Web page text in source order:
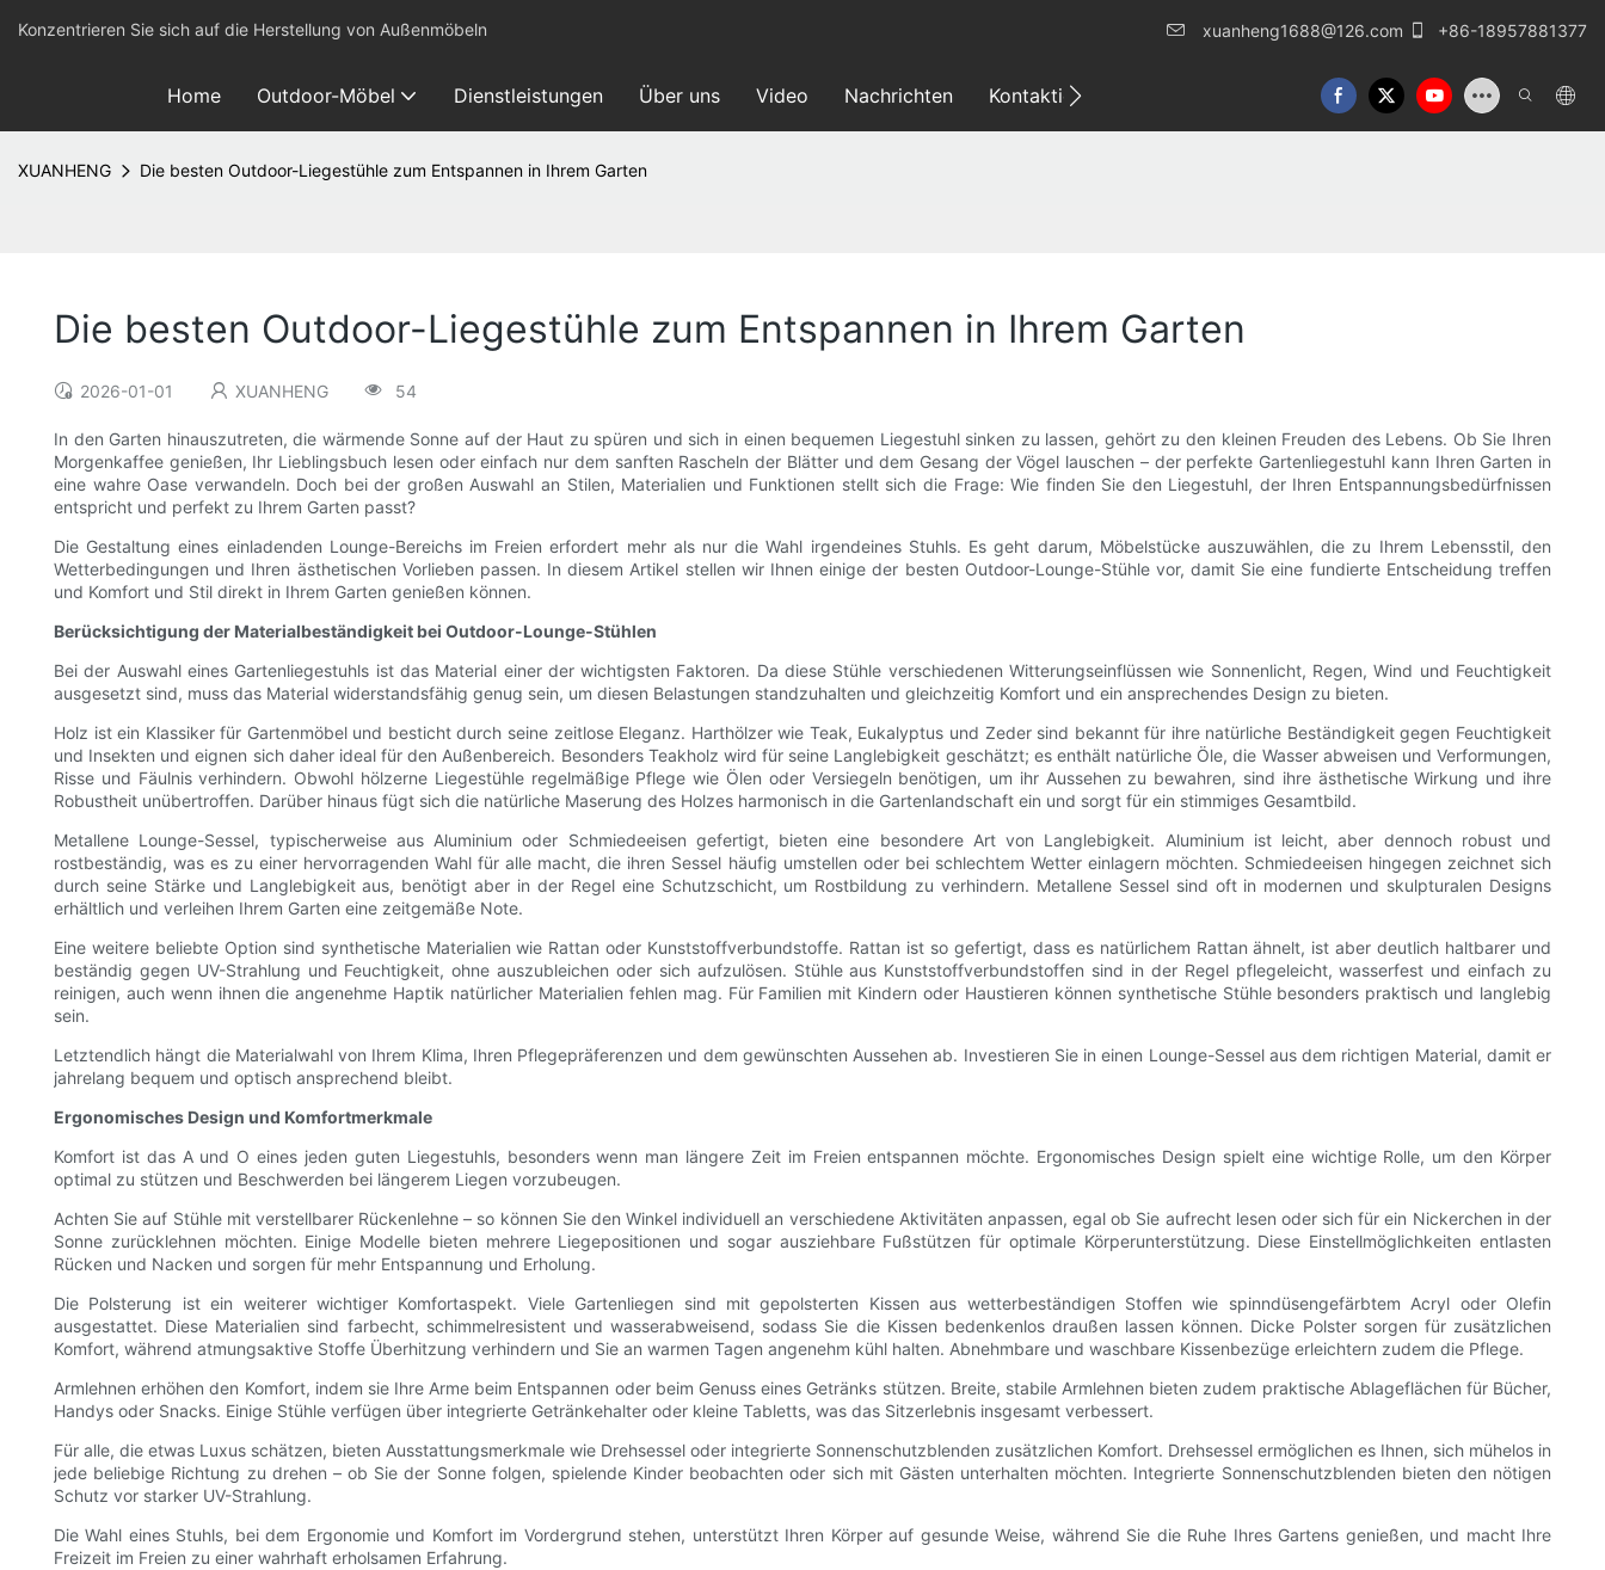
Konzentrieren Sie sich auf die Herstellung von Außenmöbeln xuanheng1688@126.com +86-18957881377
Home Outdoor-Möbel Dienstleistungen Über uns Video Nachrichten Kontaktieren Sie uns
XUANHENG Die besten Outdoor-Liegestühle zum Entspannen in Ihrem Garten
Die besten Outdoor-Liegestühle zum Entspannen in Ihrem Garten
2026-01-01 XUANHENG 54
In den Garten hinauszutreten, die wärmende Sonne auf der Haut zu spüren und sich in einen bequemen Liegestuhl sinken zu lassen, gehört zu den kleinen Freuden des Lebens. Ob Sie Ihren
Morgenkaffee genießen, Ihr Lieblingsbuch lesen oder einfach nur dem sanften Rascheln der Blätter und dem Gesang der Vögel lauschen – der perfekte Gartenliegestuhl kann Ihren Garten in
eine wahre Oase verwandeln. Doch bei der großen Auswahl an Stilen, Materialien und Funktionen stellt sich die Frage: Wie finden Sie den Liegestuhl, der Ihren Entspannungsbedürfnissen
entspricht und perfekt zu Ihrem Garten passt?
Die Gestaltung eines einladenden Lounge-Bereichs im Freien erfordert mehr als nur die Wahl irgendeines Stuhls. Es geht darum, Möbelstücke auszuwählen, die zu Ihrem Lebensstil, den
Wetterbedingungen und Ihren ästhetischen Vorlieben passen. In diesem Artikel stellen wir Ihnen einige der besten Outdoor-Lounge-Stühle vor, damit Sie eine fundierte Entscheidung treffen
und Komfort und Stil direkt in Ihrem Garten genießen können.
Berücksichtigung der Materialbeständigkeit bei Outdoor-Lounge-Stühlen
Bei der Auswahl eines Gartenliegestuhls ist das Material einer der wichtigsten Faktoren. Da diese Stühle verschiedenen Witterungseinflüssen wie Sonnenlicht, Regen, Wind und Feuchtigkeit
ausgesetzt sind, muss das Material widerstandsfähig genug sein, um diesen Belastungen standzuhalten und gleichzeitig Komfort und ein ansprechendes Design zu bieten.
Holz ist ein Klassiker für Gartenmöbel und besticht durch seine zeitlose Eleganz. Harthölzer wie Teak, Eukalyptus und Zeder sind bekannt für ihre natürliche Beständigkeit gegen Feuchtigkeit
und Insekten und eignen sich daher ideal für den Außenbereich. Besonders Teakholz wird für seine Langlebigkeit geschätzt; es enthält natürliche Öle, die Wasser abweisen und Verformungen,
Risse und Fäulnis verhindern. Obwohl hölzerne Liegestühle regelmäßige Pflege wie Ölen oder Versiegeln benötigen, um ihr Aussehen zu bewahren, sind ihre ästhetische Wirkung und ihre
Robustheit unübertroffen. Darüber hinaus fügt sich die natürliche Maserung des Holzes harmonisch in die Gartenlandschaft ein und sorgt für ein stimmiges Gesamtbild.
Metallene Lounge-Sessel, typischerweise aus Aluminium oder Schmiedeeisen gefertigt, bieten eine besondere Art von Langlebigkeit. Aluminium ist leicht, aber dennoch robust und
rostbeständig, was es zu einer hervorragenden Wahl für alle macht, die ihren Sessel häufig umstellen oder bei schlechtem Wetter einlagern möchten. Schmiedeeisen hingegen zeichnet sich
durch seine Stärke und Langlebigkeit aus, benötigt aber in der Regel eine Schutzschicht, um Rostbildung zu verhindern. Metallene Sessel sind oft in modernen und skulpturalen Designs
erhältlich und verleihen Ihrem Garten eine zeitgemäße Note.
Eine weitere beliebte Option sind synthetische Materialien wie Rattan oder Kunststoffverbundstoffe. Rattan ist so gefertigt, dass es natürlichem Rattan ähnelt, ist aber deutlich haltbarer und
beständig gegen UV-Strahlung und Feuchtigkeit, ohne auszubleichen oder sich aufzulösen. Stühle aus Kunststoffverbundstoffen sind in der Regel pflegeleicht, wasserfest und einfach zu
reinigen, auch wenn ihnen die angenehme Haptik natürlicher Materialien fehlen mag. Für Familien mit Kindern oder Haustieren können synthetische Stühle besonders praktisch und langlebig
sein.
Letztendlich hängt die Materialwahl von Ihrem Klima, Ihren Pflegepräferenzen und dem gewünschten Aussehen ab. Investieren Sie in einen Lounge-Sessel aus dem richtigen Material, damit er
jahrelang bequem und optisch ansprechend bleibt.
Ergonomisches Design und Komfortmerkmale
Komfort ist das A und O eines jeden guten Liegestuhls, besonders wenn man längere Zeit im Freien entspannen möchte. Ergonomisches Design spielt eine wichtige Rolle, um den Körper
optimal zu stützen und Beschwerden bei längerem Liegen vorzubeugen.
Achten Sie auf Stühle mit verstellbarer Rückenlehne – so können Sie den Winkel individuell an verschiedene Aktivitäten anpassen, egal ob Sie aufrecht lesen oder sich für ein Nickerchen in der
Sonne zurücklehnen möchten. Einige Modelle bieten mehrere Liegepositionen und sogar ausziehbare Fußstützen für optimale Körperunterstützung. Diese Einstellmöglichkeiten entlasten
Rücken und Nacken und sorgen für mehr Entspannung und Erholung.
Die Polsterung ist ein weiterer wichtiger Komfortaspekt. Viele Gartenliegen sind mit gepolsterten Kissen aus wetterbeständigen Stoffen wie spinndüsengefärbtem Acryl oder Olefin
ausgestattet. Diese Materialien sind farbecht, schimmelresistent und wasserabweisend, sodass Sie die Kissen bedenkenlos draußen lassen können. Dicke Polster sorgen für zusätzlichen
Komfort, während atmungsaktive Stoffe Überhitzung verhindern und Sie an warmen Tagen angenehm kühl halten. Abnehmbare und waschbare Kissenbezüge erleichtern zudem die Pflege.
Armlehnen erhöhen den Komfort, indem sie Ihre Arme beim Entspannen oder beim Genuss eines Getränks stützen. Breite, stabile Armlehnen bieten zudem praktische Ablageflächen für Bücher,
Handys oder Snacks. Einige Stühle verfügen über integrierte Getränkehalter oder kleine Tabletts, was das Sitzerlebnis insgesamt verbessert.
Für alle, die etwas Luxus schätzen, bieten Ausstattungsmerkmale wie Drehsessel oder integrierte Sonnenschutzblenden zusätzlichen Komfort. Drehsessel ermöglichen es Ihnen, sich mühelos in
jede beliebige Richtung zu drehen – ob Sie der Sonne folgen, spielende Kinder beobachten oder sich mit Gästen unterhalten möchten. Integrierte Sonnenschutzblenden bieten den nötigen
Schutz vor starker UV-Strahlung.
Die Wahl eines Stuhls, bei dem Ergonomie und Komfort im Vordergrund stehen, unterstützt Ihren Körper auf gesunde Weise, während Sie die Ruhe Ihres Gartens genießen, und macht Ihre
Freizeit im Freien zu einer wahrhaft erholsamen Erfahrung.